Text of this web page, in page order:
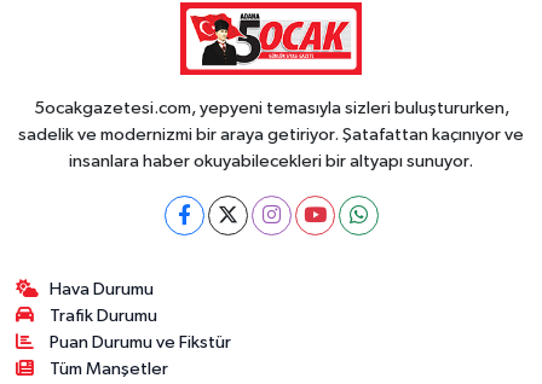
5ocakgazetesi.com, yepyeni temasıyla sizleri buluştururken,
sadelik ve modernizmi bir araya getiriyor. Şatafattan kaçınıyor ve
insanlara haber okuyabilecekleri bir altyapı sunuyor.
Hava Durumu
Trafik Durumu
Puan Durumu ve Fikstür
Tüm Manşetler